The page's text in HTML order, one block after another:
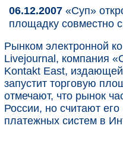
06.12.2007 «Суп»
площадку совместно
Рынком электронной
Livejournal, компания
Kontakt East,
запустит торговую
отмечают, что рынок
России, но считают
платежных систем в